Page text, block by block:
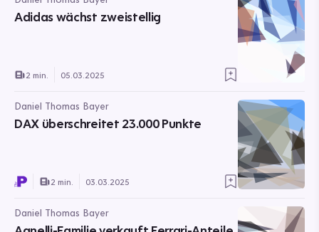
Adidas wächst zweistellig
2 min. 05.03.2025
Daniel Thomas Bayer
DAX überschreitet 23.000 Punkte
2 min. 03.03.2025
Daniel Thomas Bayer